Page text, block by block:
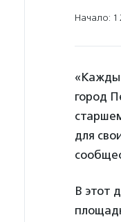
Начало:
город
для
В этот